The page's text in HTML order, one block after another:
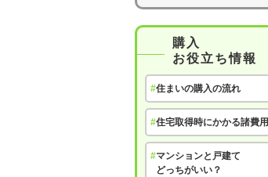
購入
お役立ち情報
#住まいの購入の流れ
#住宅取得時にかかる諸費用
#マンションと戸建て
どっちがいい？